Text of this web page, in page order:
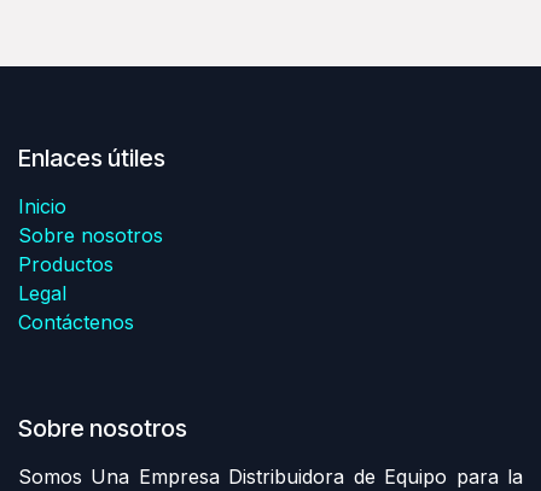
Enlaces útiles
Inicio
Sobre nosotros
Productos
Legal
Contáctenos
Sobre nosotros
Somos Una Empresa Distribuidora de Equipo para la